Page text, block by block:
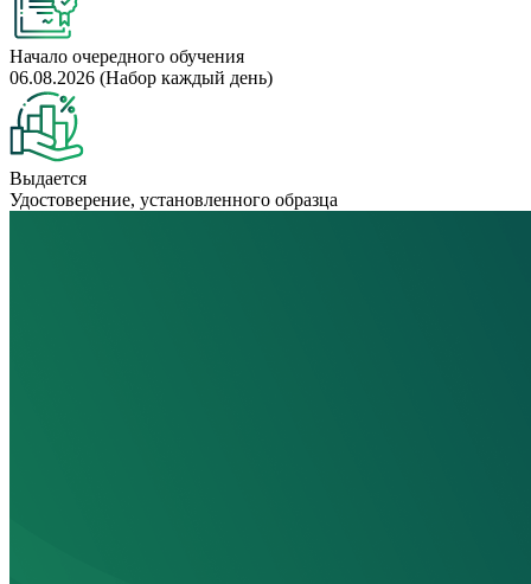
Начало очередного обучения
06.08.2026 (Набор каждый день)
Выдается
Удостоверение, установленного образца